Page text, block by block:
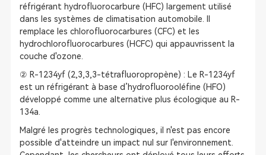
réfrigérant hydrofluorocarbure (HFC) largement utilisé
dans les systèmes de climatisation automobile. Il
remplace les chlorofluorocarbures (CFC) et les
hydrochlorofluorocarbures (HCFC) qui appauvrissent la
couche d'ozone.
② R-1234yf (2,3,3,3-tétrafluoropropène) : Le R-1234yf
est un réfrigérant à base d’hydrofluorooléfine (HFO)
développé comme une alternative plus écologique au R-
134a.
Malgré les progrès technologiques, il n'est pas encore
possible d'atteindre un impact nul sur l'environnement.